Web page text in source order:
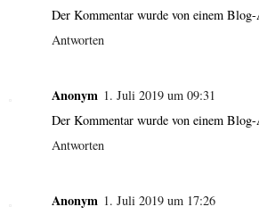
Der Kommentar wurde von einem
Antworten
Anonym 1. Juli 2019 um 09:31
Der Kommentar wurde von einem
Antworten
Anonym 1. Juli 2019 um 17:26